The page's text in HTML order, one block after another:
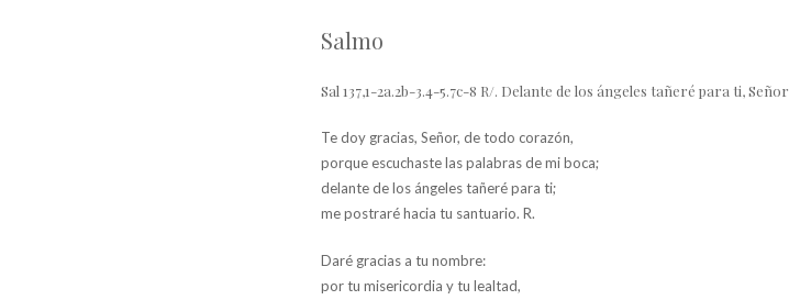
Salmo
Sal 137,1-2a.2b-3.4-5.7c-8 R/. Delante de los ángeles tañeré para ti, Señor
Te doy gracias, Señor, de todo corazón,
porque escuchaste las palabras de mi boca;
delante de los ángeles tañeré para ti;
me postraré hacia tu santuario. R.
Daré gracias a tu nombre:
por tu misericordia y tu lealtad,